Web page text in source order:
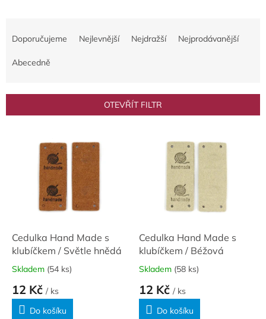
r
Doporučujeme Nejlevnější Nejdražší Nejprodávanější
Abecedně
OTEVŘÍT FILTR
Cedulka Hand Made s
klubíčkem / Světle hnědá
Skladem (54 ks)
12 Kč / ks
Do košíku
Cedulka Hand Made s
klubíčkem / Béžová
Skladem (58 ks)
12 Kč / ks
Do košíku